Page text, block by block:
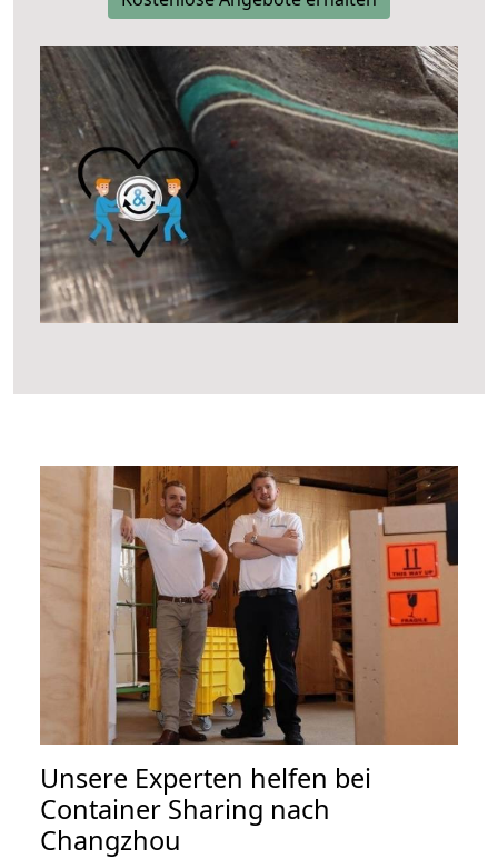
Unsere Experten helfen bei
Container Sharing nach
Changzhou